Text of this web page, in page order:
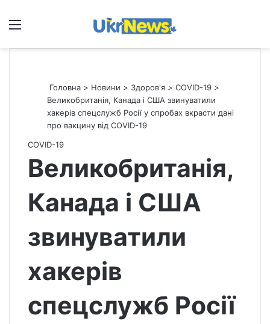
Меню
Головна > Новини > Здоров'я > СOVID-19 >
Великобританія, Канада і США звинуватили
хакерів спецслужб Росії у спробах вкрасти дані
про вакцину від COVID-19
СOVID-19
Великобританія,
Канада і США
звинуватили
хакерів
спецслужб Росії